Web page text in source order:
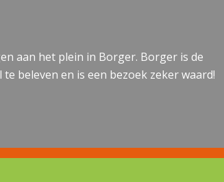
aan het plein in Borger. Borger is de
beleven en is een bezoek zeker waard!